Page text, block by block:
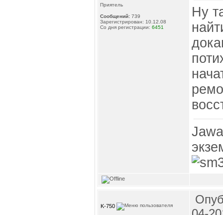
Приятель
Сообщений: 739
Зарегистрирован: 10.12.08
Со дня регистрации: 6451
Ну
K-750